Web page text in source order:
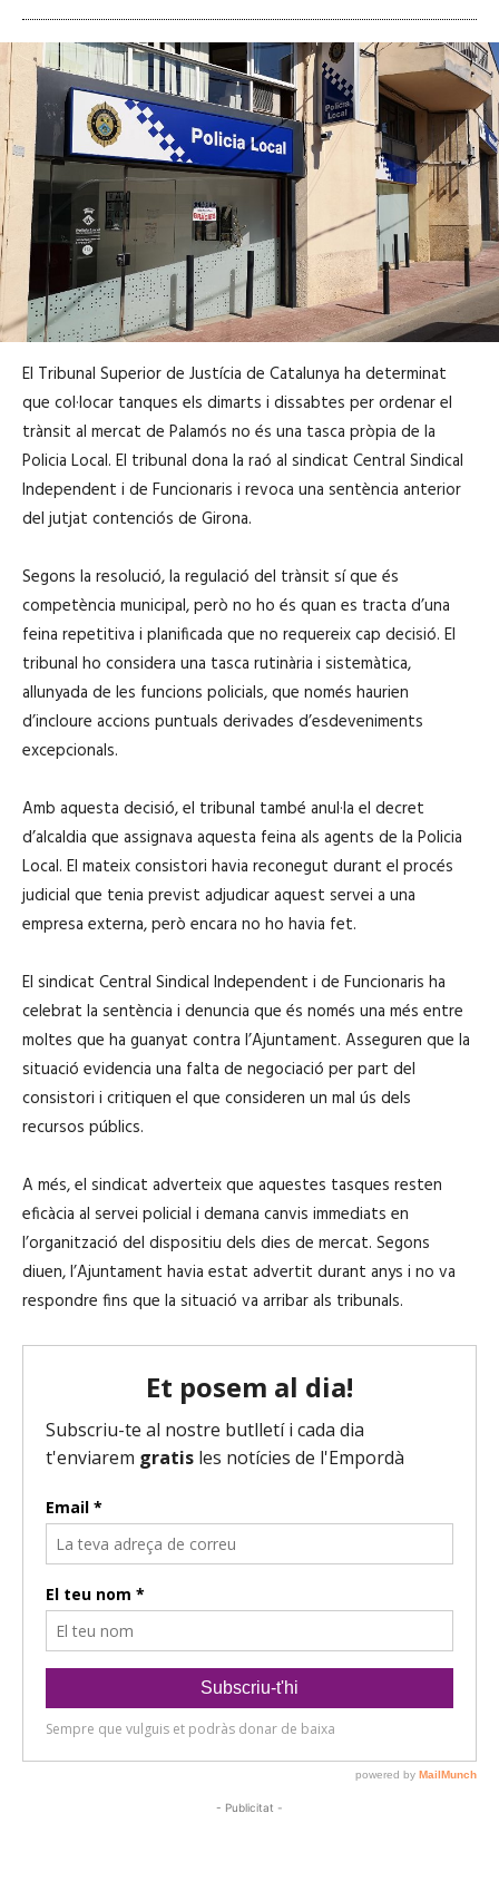
El Tribunal Superior de Justícia de Catalunya ha determinat
que col·locar tanques els dimarts i dissabtes per ordenar el
trànsit al mercat de Palamós no és una tasca pròpia de la
Policia Local. El tribunal dona la raó al sindicat Central Sindical
Independent i de Funcionaris i revoca una sentència anterior
del jutjat contenciós de Girona.
Segons la resolució, la regulació del trànsit sí que és
competència municipal, però no ho és quan es tracta d’una
feina repetitiva i planificada que no requereix cap decisió. El
tribunal ho considera una tasca rutinària i sistemàtica,
allunyada de les funcions policials, que només haurien
d’incloure accions puntuals derivades d’esdeveniments
excepcionals.
Amb aquesta decisió, el tribunal també anul·la el decret
d’alcaldia que assignava aquesta feina als agents de la Policia
Local. El mateix consistori havia reconegut durant el procés
judicial que tenia previst adjudicar aquest servei a una
empresa externa, però encara no ho havia fet.
El sindicat Central Sindical Independent i de Funcionaris ha
celebrat la sentència i denuncia que és només una més entre
moltes que ha guanyat contra l’Ajuntament. Asseguren que la
situació evidencia una falta de negociació per part del
consistori i critiquen el que consideren un mal ús dels
recursos públics.
A més, el sindicat adverteix que aquestes tasques resten
eficàcia al servei policial i demana canvis immediats en
l’organització del dispositiu dels dies de mercat. Segons
diuen, l’Ajuntament havia estat advertit durant anys i no va
respondre fins que la situació va arribar als tribunals.
- Publicitat -